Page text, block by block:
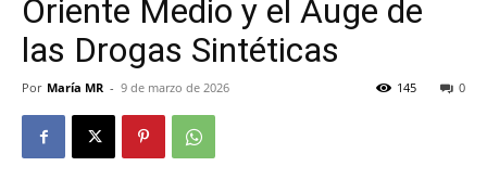
Oriente Medio y el Auge de
las Drogas Sintéticas
Por María MR - 9 de marzo de 2026 0
145